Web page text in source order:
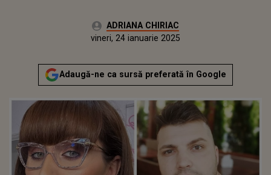
Autor:ADRIANA CHIRIAC
vineri, 24 ianuarie 2025Actualizat:
vineri, 24 ianuarie 2025
Adaugă-ne ca sursă preferată în Google